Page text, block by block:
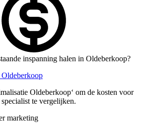
inspanning halen in Oldeberkoop?
Oldeberkoop‘ om de kosten voor
te vergelijken.
marketing